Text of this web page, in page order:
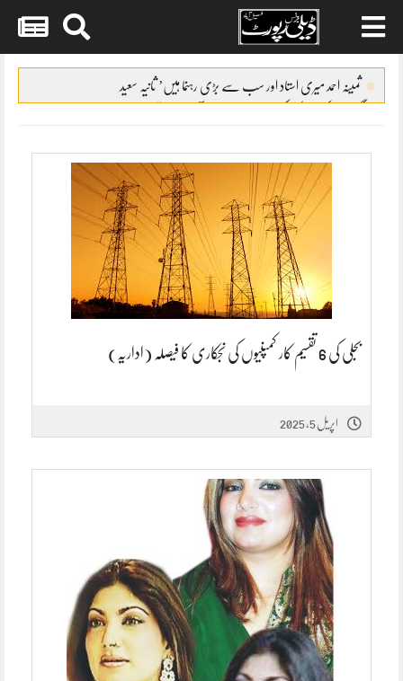
content ثمینہ احمد میری استاد اور سب سے بڑی رہنما ہیں’ ثانیہ سعید
صبا حمید ایک ہی سال میں فرحان طاہر کی والدہ اور اہلیہ کیسے بن گئیں
رجب بٹ نے اپنی آمدنی سے متعلق انکشاف کر دیا
بجلی کی 6 تقسیم کار کمپنیوں کی نجکاری کا فیصلہ (اداریہ)
اپریل 5, 2025